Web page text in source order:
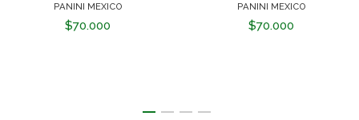
PANINI MEXICO
$70.000
PANINI MEXICO
$70.000